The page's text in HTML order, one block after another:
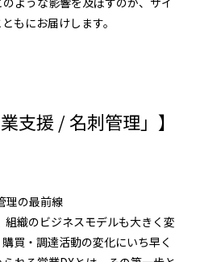
もにお届けします。
支援 / 名刺管理」】
理の最前線
組織のビジネスモデルも大きく変
買・調達活動の変化にいち早く